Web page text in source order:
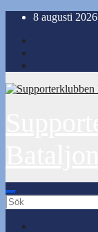
Hoppa
innehåll
8 augusti 2026